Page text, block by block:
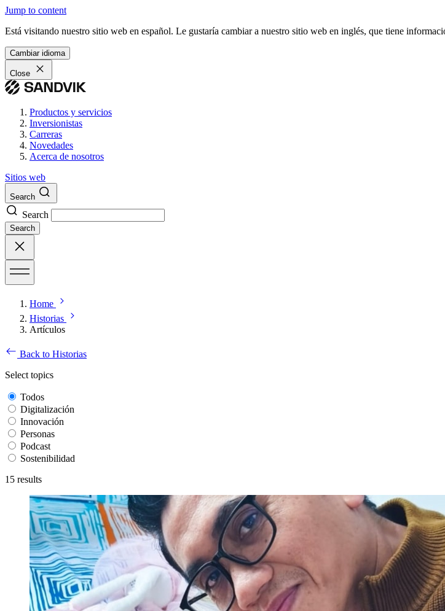
Jump to content
Está visitando nuestro sitio web en español. Le gustaría cambiar a nuestro sitio web en inglés, que tiene
Cambiar idioma
Close
Productos y servicios
Inversionistas
Carreras
Novedades
Acerca de nosotros
Sitios web
Search
Search
Search
Home
Historias
Artículos
Back to Historias
Select topics
Todos
Digitalización
Innovación
Personas
Podcast
Sostenibilidad
15 results